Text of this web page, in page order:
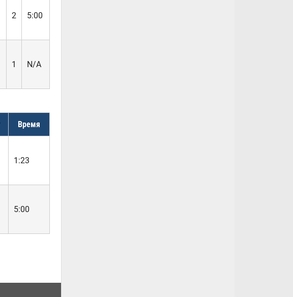
2
5:00
1
N/A
Время
1:23
5:00